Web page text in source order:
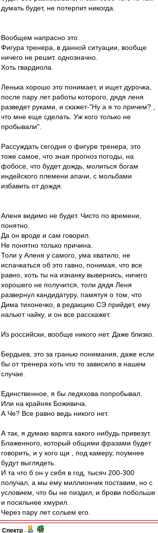
думать будет, не потерпит никогда.
Вообщем напрасно это.
Фигура тренера, в данной ситуации, вообще
ничего не решит. однозначно.
Хоть гвардиола.
Ленька хорошо это понимает, и ищет дурочка,
после пару лет работы которого, дядя леня
разведет руками, и скажет-"Ну а я то причем? ,
что мне еще сделать. Уж кого только не
пробывали".
Рассуждать сегодня о фигуре тренера, это
тоже самое, что зная прогноз погоды, на
фобосе, что будет дождь, молиться богам
индейского племени апачи, с мольбами
избавить от дождя.
Аленя видимо не будет. Чисто по времени,
понятно.
Да он вроде и сам говорил.
Не понятно только причина.
Толи у Аленя у самого, ума хватило, не
испачкаться об это гавно, понимая, что все
равно, хоть ты на изнанку вывернись, ничего
хорошего не получится, толи дядя Леня
развернул кандидатуру, памятуя о том, что
Дима тихонечко, в редакцию СЭ прийдет, ему
нальют чайку, и он все расскажет.
Из российски, вообще никого нет. Даже близко.
Бердыев, это за гранью понимания, даже если
бы от тренера хоть что то зависило в нашем
случае.
Единственное, я бы ледяхова попробывал.
Или на крайняк Боживича.
А Че? Все равно ведь никого нет.
А так, я думаю варяга какого нибудь привезут.
Блаженного, который общими фразами будет
говорить, и у кого щи , под камеру, поумнее
будут выглядеть.
И та что б он у себя в год, тысяч 200-300
получал, а мы ему миллиончик поставим, но с
условием, что бы не пиздил, и брови побольше
и посильнее хмурил.
Через пару лет сольем его.
Спектр -